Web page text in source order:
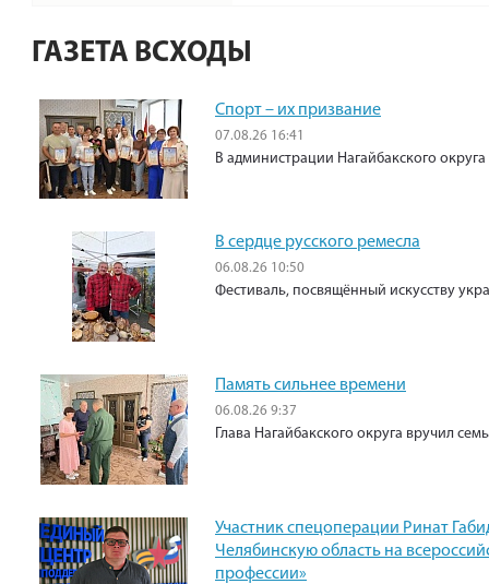
ГАЗЕТА ВСХОДЫ
Спорт – их призвание
07.08.26 16:41
В администрации Нагайбакского
В сердце русского ремесла
06.08.26 10:50
Фестиваль, посвящённый искусству
Память сильнее времени
06.08.26 9:37
Глава Нагайбакского округа вручил
Участник спецоперации Ринат
Челябинскую область на
профессии»